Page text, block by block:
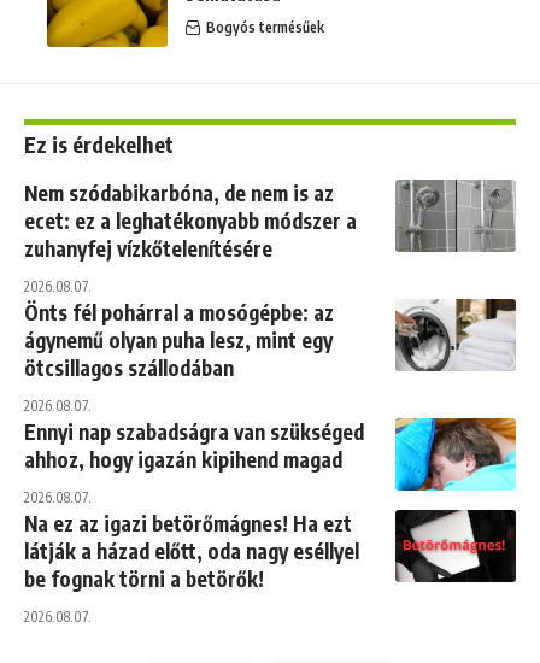
Bogyós termésűek
Ez is érdekelhet
Nem szódabikarbóna, de nem is az
ecet: ez a leghatékonyabb módszer a
zuhanyfej vízkőtelenítésére
2026.08.07.
Önts fél pohárral a mosógépbe: az
ágynemű olyan puha lesz, mint egy
ötcsillagos szállodában
2026.08.07.
Ennyi nap szabadságra van szükséged
ahhoz, hogy igazán kipihend magad
2026.08.07.
Na ez az igazi betörőmágnes! Ha ezt
látják a házad előtt, oda nagy eséllyel
be fognak törni a betörők!
2026.08.07.